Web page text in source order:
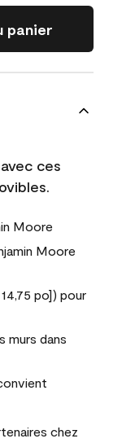
panier
ces
Moore
Moore
po]) pour
murs dans
chez